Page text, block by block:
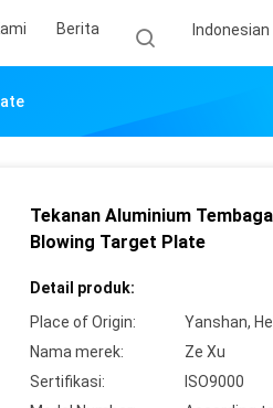
Berita Indonesian
Tekanan Aluminium
Blowing Target Plate
Detail produk:
Place of Origin:
Yanshan,
Nama merek:
Ze Xu
Sertifikasi:
ISO9000